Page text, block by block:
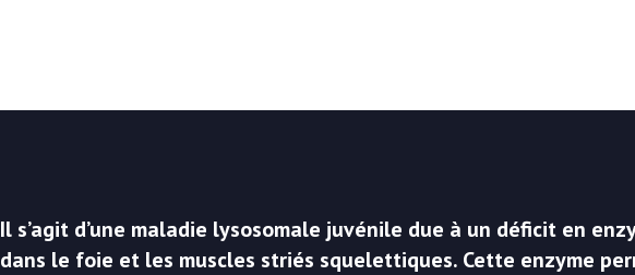
Il s’agit d’une maladie lysosomale juvénile due à un déficit en
dans le foie et les muscles striés squelettiques. Cette enzyme